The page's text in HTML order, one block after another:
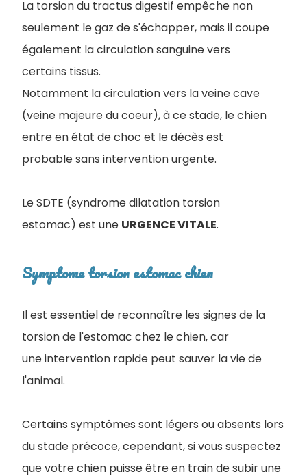
La torsion du tractus digestif empêche non
seulement le gaz de s'échapper, mais il coupe
également la circulation sanguine vers
certains tissus.
Notamment la circulation vers la veine cave
(veine majeure du coeur), à ce stade, le chien
entre en état de choc et le décès est
probable sans intervention urgente.
Le SDTE (syndrome dilatation torsion
estomac) est une URGENCE VITALE.
Symptome torsion estomac chien
Il est essentiel de reconnaître les signes de la
torsion de l'estomac chez le chien, car
une intervention rapide peut sauver la vie de
l'animal.
Certains symptômes sont légers ou absents lors
du stade précoce, cependant, si vous suspectez
que votre chien puisse être en train de subir une